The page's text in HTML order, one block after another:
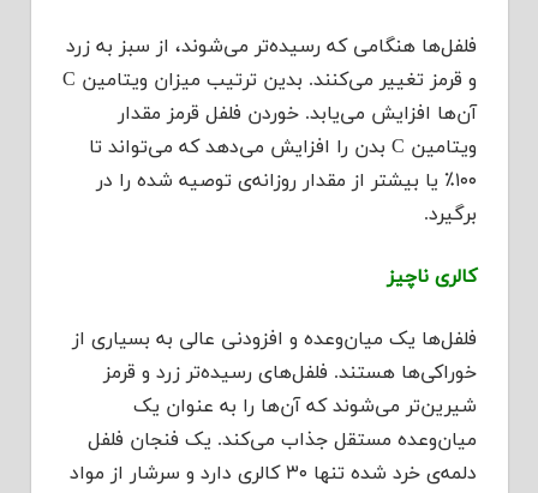
فلفل‌ها هنگامی که رسیده‌تر می‌شوند، از سبز به زرد
و قرمز تغییر می‌کنند. بدین ترتیب میزان ویتامین C
آن‌ها افزایش می‌یابد. خوردن فلفل قرمز مقدار
ویتامین C بدن را افزایش می‌دهد که می‌تواند تا
۱۰۰٪ یا بیشتر از مقدار روزانه‌ی توصیه شده را در
برگیرد.
کالری ناچیز
فلفل‌ها یک میان‌وعده و افزودنی عالی به بسیاری از
خوراکی‌ها هستند. فلفل‌های رسیده‌تر زرد و قرمز
شیرین‌تر می‌شوند که آن‌ها را به ‌عنوان یک
میان‌وعده مستقل جذاب می‌کند. یک فنجان فلفل
دلمه‌ی خرد شده تنها ۳۰ کالری دارد و سرشار از مواد